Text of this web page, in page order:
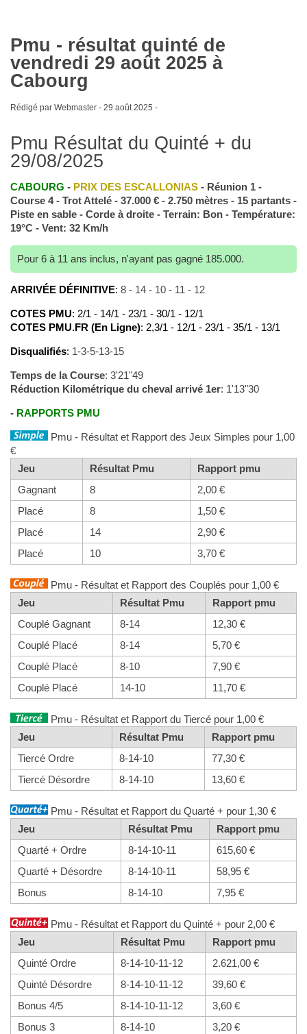
Pmu - résultat quinté de
vendredi 29 août 2025 à
Cabourg
Rédigé par Webmaster - 29 août 2025 -
Pmu Résultat du Quinté + du
29/08/2025
CABOURG - PRIX DES ESCALLONIAS- Réunion 1 -
Course 4 - Trot Attelé - 37.000 € - 2.750 mètres - 15 partants -
Piste en sable - Corde à droite - Terrain: Bon - Température:
19°C - Vent: 32 Km/h
Pour 6 à 11 ans inclus, n'ayant pas gagné 185.000.
ARRIVÉE DÉFINITIVE: 8 - 14 - 10 - 11 - 12
COTES PMU: 2/1 - 14/1 - 23/1 - 30/1 - 12/1
COTES PMU.FR (En Ligne): 2,3/1 - 12/1 - 23/1 - 35/1 - 13/1
Disqualifiés: 1-3-5-13-15
Temps de la Course: 3'21"49
Réduction Kilométrique du cheval arrivé 1er: 1'13"30
- RAPPORTS PMU
Pmu - Résultat et Rapport des Jeux Simples pour 1,00
€
Jeu
Résultat Pmu
Rapport pmu
Gagnant
8
2,00 €
Placé
8
1,50 €
Placé
14
2,90 €
Placé
10 3,70 €
Pmu - Résultat et Rapport des Couplés pour 1,00 €
Jeu
Résultat Pmu
Rapport pmu
Couplé Gagnant
8-14
12,30 €
Couplé Placé
8-14
5,70 €
Couplé Placé
8-10
7,90 €
Couplé Placé
14-10 11,70 €
Pmu - Résultat et Rapport du Tiercé pour 1,00 €
Jeu
Résultat Pmu
Rapport pmu
Tiercé Ordre
8-14-10
77,30 €
Tiercé Désordre
8-14-10 13,60 €
Pmu - Résultat et Rapport du Quarté + pour 1,30 €
Jeu
Résultat Pmu
Rapport pmu
Quarté + Ordre
8-14-10-11
615,60 €
Quarté + Désordre
8-14-10-11
58,95 €
Bonus
8-14-10 7,95 €
Pmu - Résultat et Rapport du Quinté + pour 2,00 €
Jeu
Résultat Pmu
Rapport pmu
Quinté Ordre
8-14-10-11-12
2.621,00 €
Quinté Désordre
8-14-10-11-12
39,60 €
Bonus 4/5
8-14-10-11-12
3,60 €
Bonus 3
8-14-10 3,20 €